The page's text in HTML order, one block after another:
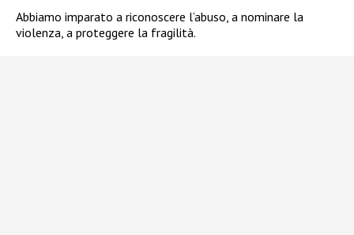
Abbiamo imparato a riconoscere l’abuso, a nominare la
violenza, a proteggere la fragilità.